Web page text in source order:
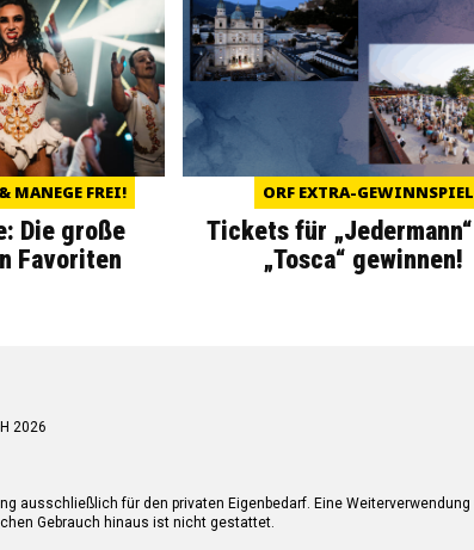
MANEGE FREI!
Die große
Favoriten
ORF EXTRA-GEWINNSPIEL
Tickets für
„Tosca“ gewinnen!
2026
ausschließlich für den privaten Eigenbedarf. Eine Weiterverwendung
Gebrauch hinaus ist nicht gestattet.